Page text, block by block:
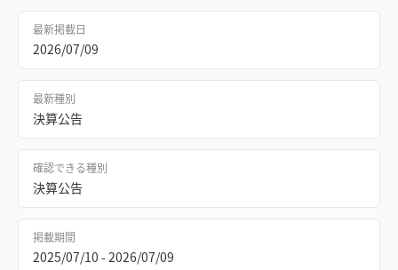
最新掲載日
2026/07/09
最新種別
決算公告
確認できる種別
決算公告
掲載期間
2025/07/10 - 2026/07/09